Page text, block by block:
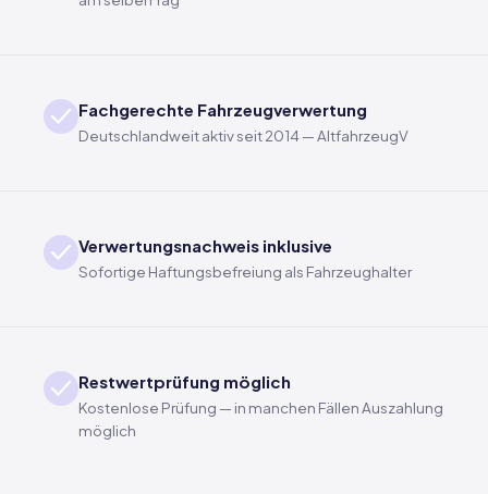
Fachgerechte Fahrzeugverwertung
Deutschlandweit aktiv seit 2014 — AltfahrzeugV
Verwertungsnachweis inklusive
Sofortige Haftungsbefreiung als Fahrzeughalter
Restwertprüfung möglich
Kostenlose Prüfung — in manchen Fällen Auszahlung
möglich